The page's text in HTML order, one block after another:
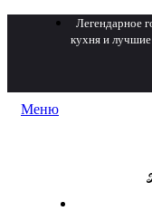
Легендарное
кухня и лучшие
Меню